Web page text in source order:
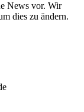
News vor. Wir
dies zu ändern.